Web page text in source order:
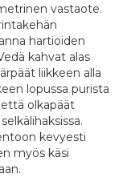
vastaote.
hartioiden
kahvat alas
liikkeen alla
lopussa purista
olkapäät
kevyesti
myös käsi